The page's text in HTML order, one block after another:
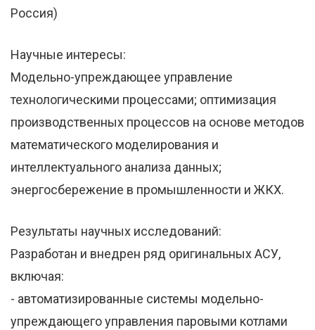
Россия)
Научные интересы:
Модельно-упреждающее управление
технологическими процессами; оптимизация
производственных процессов на основе методов
математического моделирования и
интеллектуального анализа данных;
энергосбережение в промышленности и ЖКХ.
Результаты научных исследований:
Разработан и внедрен ряд оригинальных АСУ,
включая:
- автоматизированные системы модельно-
упреждающего управления паровыми котлами